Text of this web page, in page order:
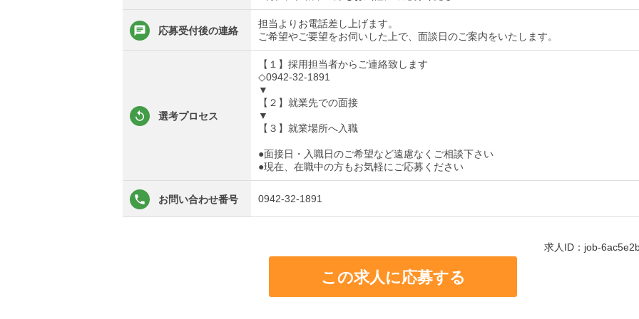
応募受付後の連絡
担当よりお電話差し上げます。
ご希望やご要望をお伺いした上で、面談日のご案内をいたします。
選考プロセス
【１】採用担当者からご連絡致します
◇0942-32-1891
▼
【２】就業先での面接
▼
【３】就業場所へ入職
●面接日・入職日のご希望など遠慮なくご相談下さい
●現在、在職中の方もお気軽にご応募ください
お問い合わせ番号 0942-32-1891
求人ID：job-
この求人に応募する